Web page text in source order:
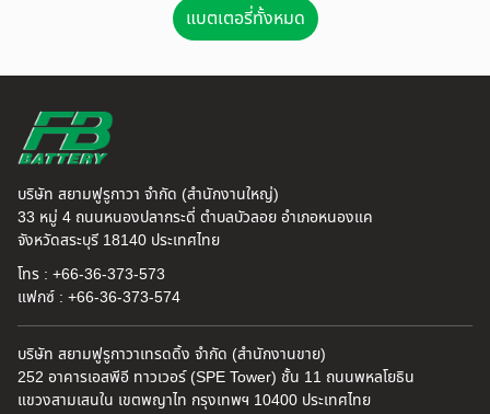
แบตเตอรี่ทั้งหมด
บริษัท สยามฟูรูกาวา จำกัด (สำนักงานใหญ่)
33 หมู่ 4 ถนนหนองปลากระดี่ ตำบลบัวลอย อำเภอหนองแค
จังหวัดสระบุรี 18140 ประเทศไทย
โทร : +66-36-373-573
แฟกซ์ : +66-36-373-574
บริษัท สยามฟูรูกาวาเทรดดิ้ง จำกัด (สำนักงานขาย)
252 อาคารเอสพีอี ทาวเวอร์ (SPE Tower) ชั้น 11 ถนนพหลโยธิน
แขวงสามเสนใน เขตพญาไท กรุงเทพฯ 10400 ประเทศไทย